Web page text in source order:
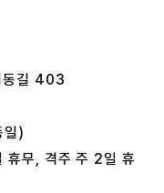
동길 403
일)
휴무, 격주 주 2일 휴